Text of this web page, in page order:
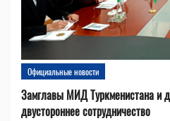
Официальные новости
Замглавы МИД Туркменистана и
двустороннее сотрудничество